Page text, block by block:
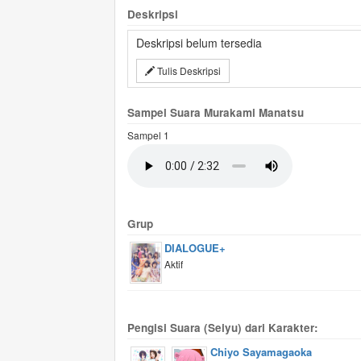
Deskripsi
Deskripsi belum tersedia
Tulis Deskripsi
Sampel Suara Murakami Manatsu
Sampel 1
Grup
DIALOGUE+
Aktif
Pengisi Suara (Seiyu) dari Karakter:
Chiyo Sayamagaoka